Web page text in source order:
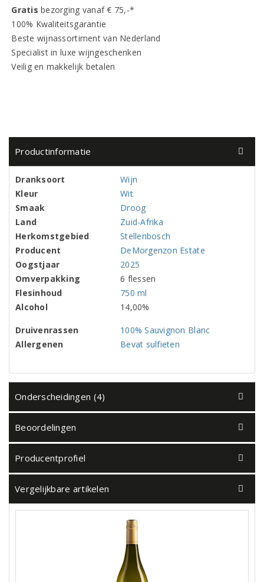
Gratisbezorging vanaf € 75,-*
100% Kwaliteitsgarantie
Beste wijnassortiment van Nederland
Specialist in luxe wijngeschenken
Veilig en makkelijk betalen
Productinformatie
Dranksoort
Wijn
Kleur
Wit
Smaak
Droog
Land
Zuid-Afrika
Herkomstgebied
Stellenbosch
Producent
DeMorgenzon Estate
Oogstjaar
2025
Omverpakking
6 flessen
Flesinhoud
750 ml
Alcohol
14,00%
Druivenrassen
100% Sauvignon Blanc
Allergenen
Bevat sulfieten
Onderscheidingen (4)
Beoordelingen
Producentprofiel
Vergelijkbare artikelen